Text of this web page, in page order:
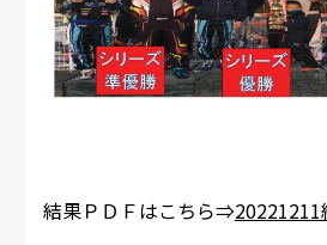
結果ＰＤＦはこちら⇒20221211